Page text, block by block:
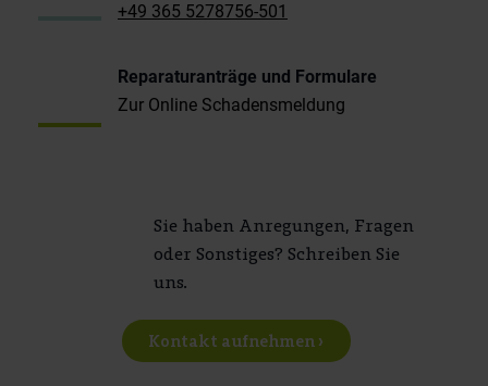
+49 365 5278756-501
Reparaturanträge und Formulare
Zur Online Schadensmeldung
Sie haben Anregungen, Fragen
oder Sonstiges? Schreiben Sie
uns.
Kontakt aufnehmen ›